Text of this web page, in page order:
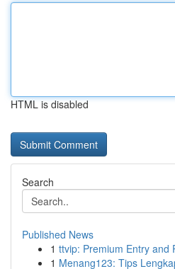
HTML is disabled
Search
Published News
1 ttvip: Premium Entry and
1 Menang123: Tips